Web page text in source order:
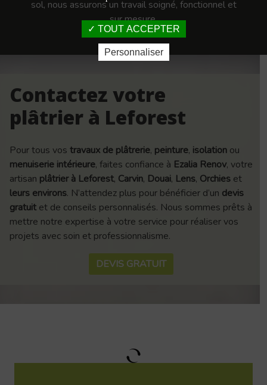
sol, nous assurons un travail soigné, fonctionnel et
sur mesure.
Contactez votre
plâtrier à Leforest
Pour tous vos travaux de plâtrerie, peinture, isolation ou
menuiserie intérieure, faites confiance à Ezalia Renov, votre
artisan plâtrier à Leforest, Carvin, Douai, Lens, Orchies et
leurs environs. N’attendez plus pour bénéficier d’un devis
gratuit et de conseils personnalisés. Nous sommes prêts à
mettre notre expertise à votre service pour réaliser vos
projets avec soin et professionnalisme.
DEVIS GRATUIT
TOUT ACCEPTER
Personnaliser